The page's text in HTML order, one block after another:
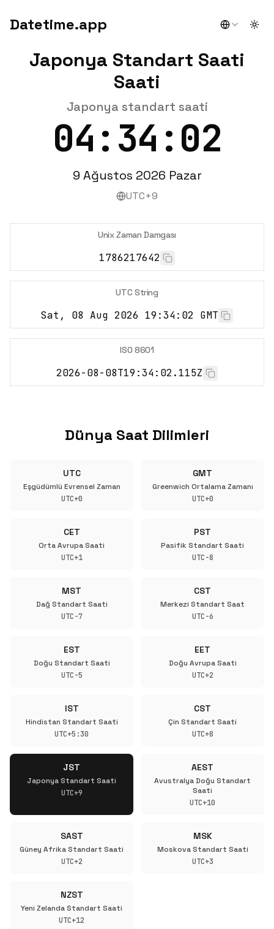
Datetime.app
Japonya Standart Saati
Saati
Japonya standart saati
04:34:03
9 Ağustos 2026 Pazar
UTC+9
Unix Zaman Damgası
1786217643
UTC String
Sat, 08 Aug 2026 19:34:03 GMT
ISO 8601
2026-08-08T19:34:03.115Z
Dünya Saat Dilimleri
UTC
Eşgüdümlü Evrensel Zaman
UTC+0
GMT
Greenwich Ortalama Zamanı
UTC+0
CET
Orta Avrupa Saati
UTC+1
PST
Pasifik Standart Saati
UTC-8
MST
Dağ Standart Saati
UTC-7
CST
Merkezi Standart Saat
UTC-6
EST
Doğu Standart Saati
UTC-5
EET
Doğu Avrupa Saati
UTC+2
IST
Hindistan Standart Saati
UTC+5:30
CST
Çin Standart Saati
UTC+8
JST
Japonya Standart Saati
UTC+9
AEST
Avustralya Doğu Standart
Saati
UTC+10
SAST
Güney Afrika Standart Saati
UTC+2
MSK
Moskova Standart Saati
UTC+3
NZST
Yeni Zelanda Standart Saati
UTC+12